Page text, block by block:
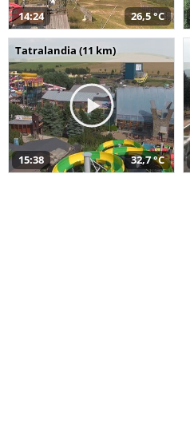
14:24 26,5 °C
Tatralandia (11 km)
15:38 32,7 °C